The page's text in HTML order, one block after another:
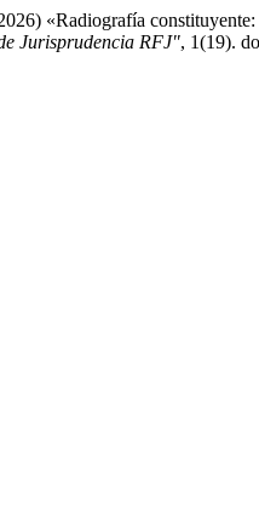
«Radiografía
Jurisprudencia RFJ", 1(19).